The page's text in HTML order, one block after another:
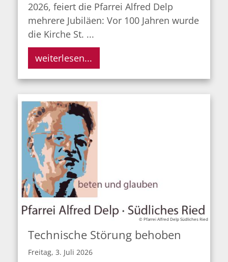
2026, feiert die Pfarrei Alfred Delp
mehrere Jubiläen: Vor 100 Jahren wurde
die Kirche St. ...
weiterlesen...
© Pfarrei Alfred Delp Südliches Ried
Technische Störung behoben
Freitag, 3. Juli 2026